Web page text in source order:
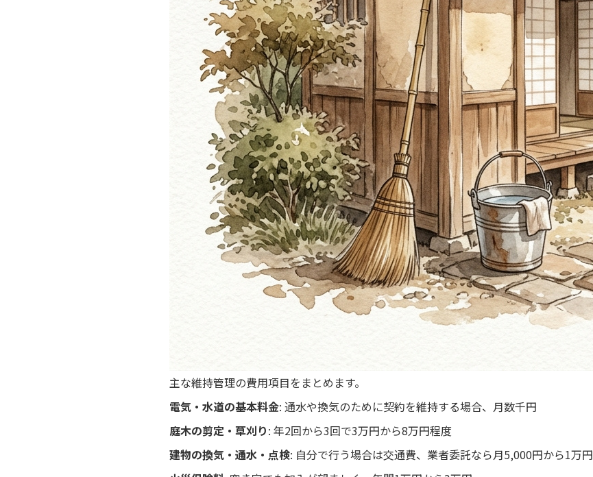
主な維持管理の費用項目をまとめます。
電気・水道の基本料金: 通水や換気のために契約を維持する場合、月数千円
庭木の剪定・草刈り: 年2回から3回で3万円から8万円程度
建物の換気・通水・点検: 自分で行う場合は交通費、業者委託なら月5,000円から1万円